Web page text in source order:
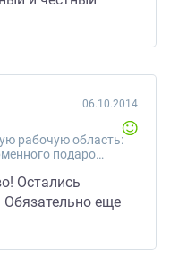
рабочую область:
«Разработка дизайн-макета фирменного подарочного пакета»
06.10.2014
Остались
еще